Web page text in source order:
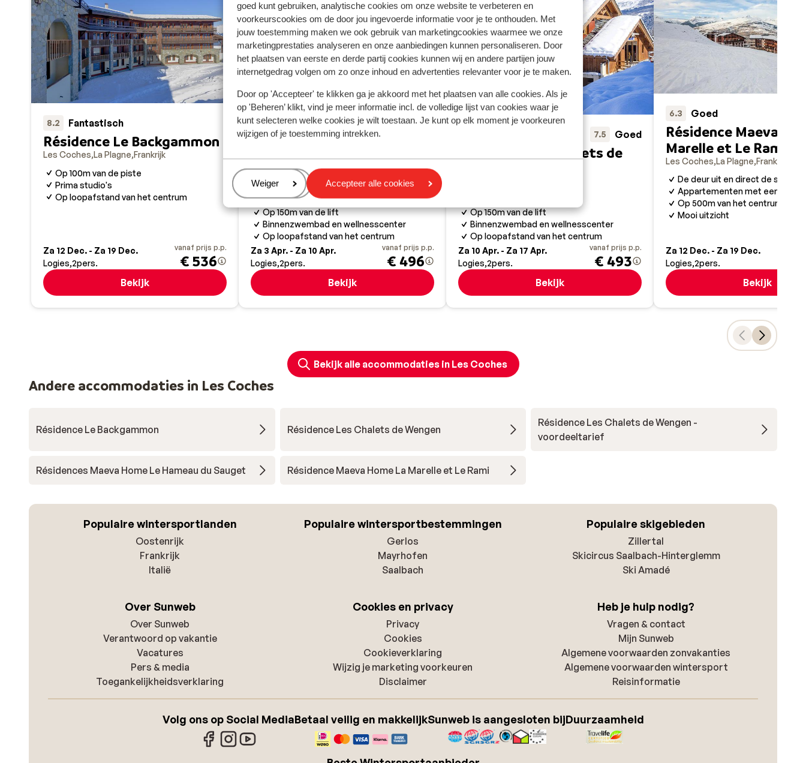
goed kunt gebruiken, analytische cookies om onze website te verbeteren en
voorkeurscookies om de door jou ingevoerde informatie voor je te onthouden. Met
jouw toestemming maken we ook gebruik van marketingcookies waarmee we onze
marketingprestaties analyseren en onze aanbiedingen kunnen personaliseren. Door
het plaatsen van eerste en derde partij cookies kunnen wij en andere partijen jouw
internetgedrag volgen om zo onze inhoud en advertenties relevanter voor je te maken.
Door op 'Accepteer' te klikken ga je akkoord met het plaatsen van alle cookies. Als je
op 'Beheren’ klikt, vind je meer informatie incl. de volledige lijst van cookies waar je
kunt selecteren welke cookies je wilt toestaan. Je kunt op elk moment je voorkeuren
wijzigen of je toestemming intrekken.
Beheren
Weiger Accepteer alle cookies
8.2 Fantastisch
Résidence Le Backgammon
Les Coches La Plagne Frankrijk
Op 100m van de piste
Prima studio's
Op loopafstand van het centrum
Za 12 Dec. - Za 19 Dec.
Logies 2pers.
vanaf prijs p.p.
€ 536
Bekijk
Wengen - voordeeltarief
Les Coches La Plagne Frankrijk
Luxe, moderne appartementen
Op 150m van de lift
Binnenzwembad en wellnesscenter
Op loopafstand van het centrum
Za 3 Apr. - Za 10 Apr.
Logies 2pers.
vanaf prijs p.p.
€ 496
Bekijk
7.5 Goed
Résidence Les Chalets de
Op 150m van de lift
Binnenzwembad en wellnesscenter
Op loopafstand van het centrum
Za 10 Apr. - Za 17 Apr.
Logies 2pers.
vanaf prijs p.p.
€ 493
Bekijk
6.3 Goed
Résidence Maeva
Marelle et Le Rami
Les Coches La Plagne Frankrijk
De deur uit en direct de ski's op
Appartementen met een
Op 500m van het centrum
Mooi uitzicht
Za 12 Dec. - Za 19 Dec.
Logies 2pers.
Bekijk
Bekijk alle accommodaties in Les Coches
Andere accommodaties in Les Coches
Résidence Le Backgammon Résidence Les Chalets de Wengen
Résidence Les Chalets de Wengen -
voordeeltarief
Résidences Maeva Home Le Hameau du Sauget Résidence Maeva Home La Marelle et Le Rami
Populaire wintersportlanden
Oostenrijk
Frankrijk
Italië
Populaire wintersportbestemmingen
Gerlos
Mayrhofen
Saalbach
Populaire skigebieden
Zillertal
Skicircus Saalbach-Hinterglemm
Ski Amadé
Over Sunweb
Over Sunweb
Verantwoord op vakantie
Vacatures
Pers & media
Toegankelijkheidsverklaring
Cookies en privacy
Privacy
Cookies
Cookieverklaring
Wijzig je marketing voorkeuren
Disclaimer
Heb je hulp nodig?
Vragen & contact
Mijn Sunweb
Algemene voorwaarden zonvakanties
Algemene voorwaarden wintersport
Reisinformatie
Volg ons op Social MediaBetaal veilig en makkelijkSunweb is aangesloten bijDuurzaamheid